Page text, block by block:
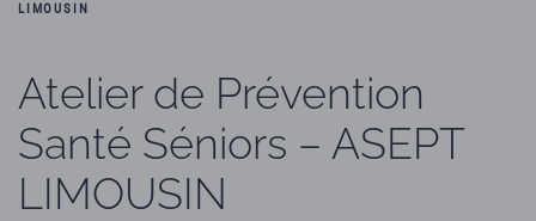
LIMOUSIN
Atelier de Prévention
Santé Séniors – ASEPT
LIMOUSIN